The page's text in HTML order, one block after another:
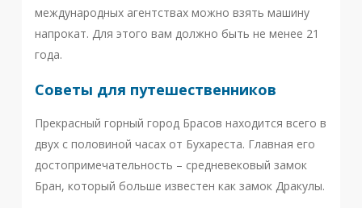
международных агентствах можно взять машину
напрокат. Для этого вам должно быть не менее 21
года.
Советы для путешественников
Прекрасный горный город Брасов находится всего в
двух с половиной часах от Бухареста. Главная его
достопримечательность – средневековый замок
Бран, который больше известен как замок Дракулы.